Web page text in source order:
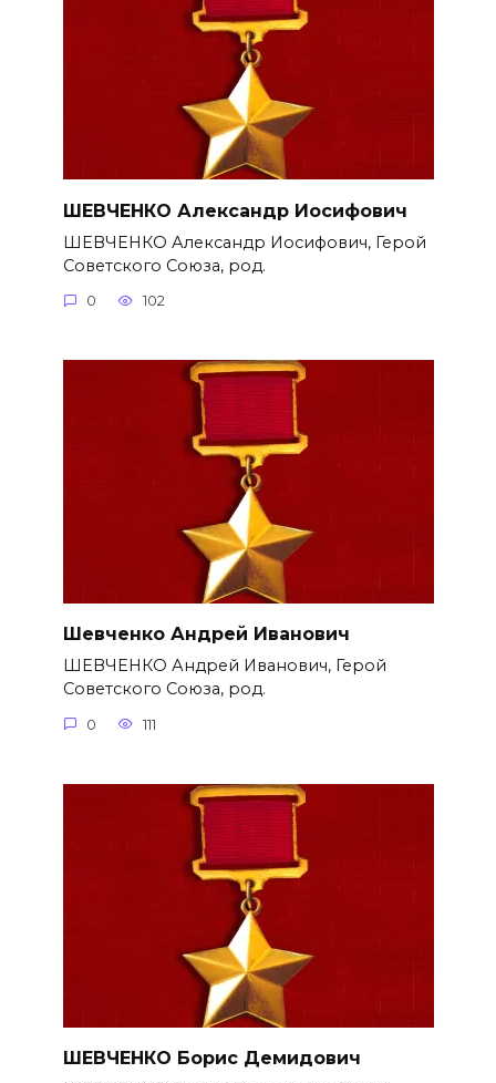
ШЕВЧЕНКО Александр Иосифович
ШЕВЧЕНКО Александр Иосифович, Герой
Советского Союза, род.
0 102
Шевченко Андрей Иванович
ШЕВЧЕНКО Андрей Иванович, Герой
Советского Союза, род.
0 111
ШЕВЧЕНКО Борис Демидович